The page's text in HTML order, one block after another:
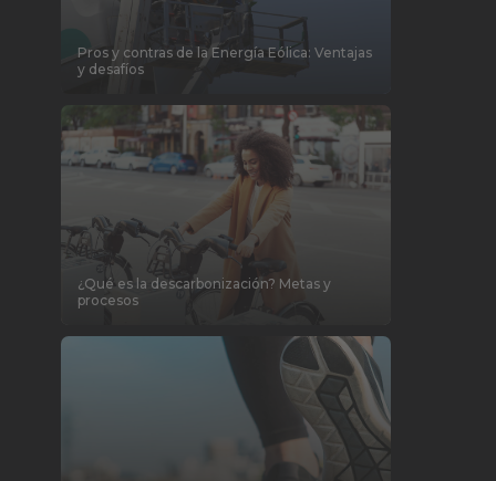
Pros y contras de la Energía Eólica: Ventajas
y desafíos
¿Qué es la descarbonización? Metas y
procesos